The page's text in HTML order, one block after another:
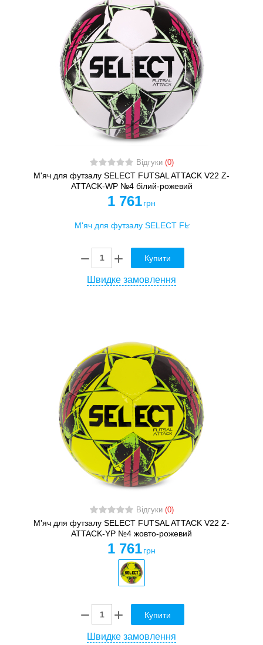
Відгуки (0)
М'яч для футзалу SELECT FUTSAL ATTACK V22 Z-
ATTACK-WP №4 білий-рожевий
1 761 грн
Купити
Швидке замовлення
Відгуки (0)
М'яч для футзалу SELECT FUTSAL ATTACK V22 Z-
ATTACK-YP №4 жовто-рожевий
1 761 грн
Купити
Швидке замовлення